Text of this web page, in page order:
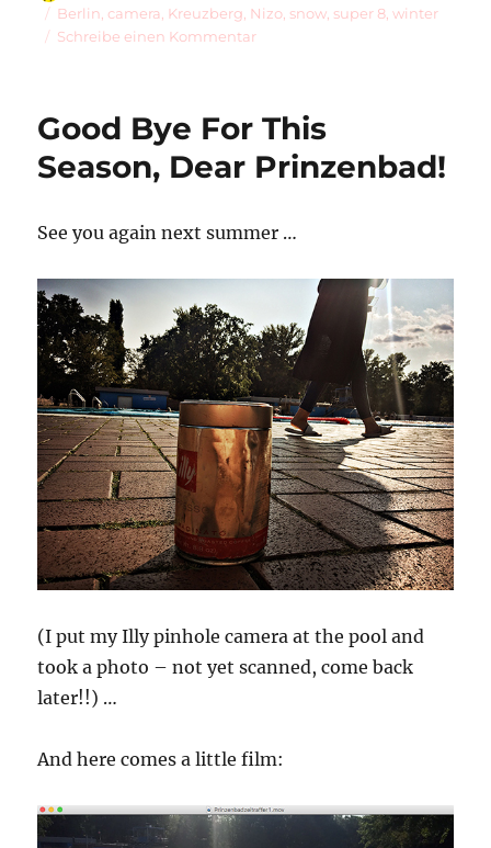
am
Schlagwörter
Berlin camera Kreuzberg Nizo snow super 8 ,winter
Schreibe einen Kommentarzu
Good Bye For This
Season, Dear Prinzenbad!
See you again next summer …
(I put my Illy pinhole camera at the pool and
took a photo – not yet scanned, come back
later!!) …
And here comes a little film: